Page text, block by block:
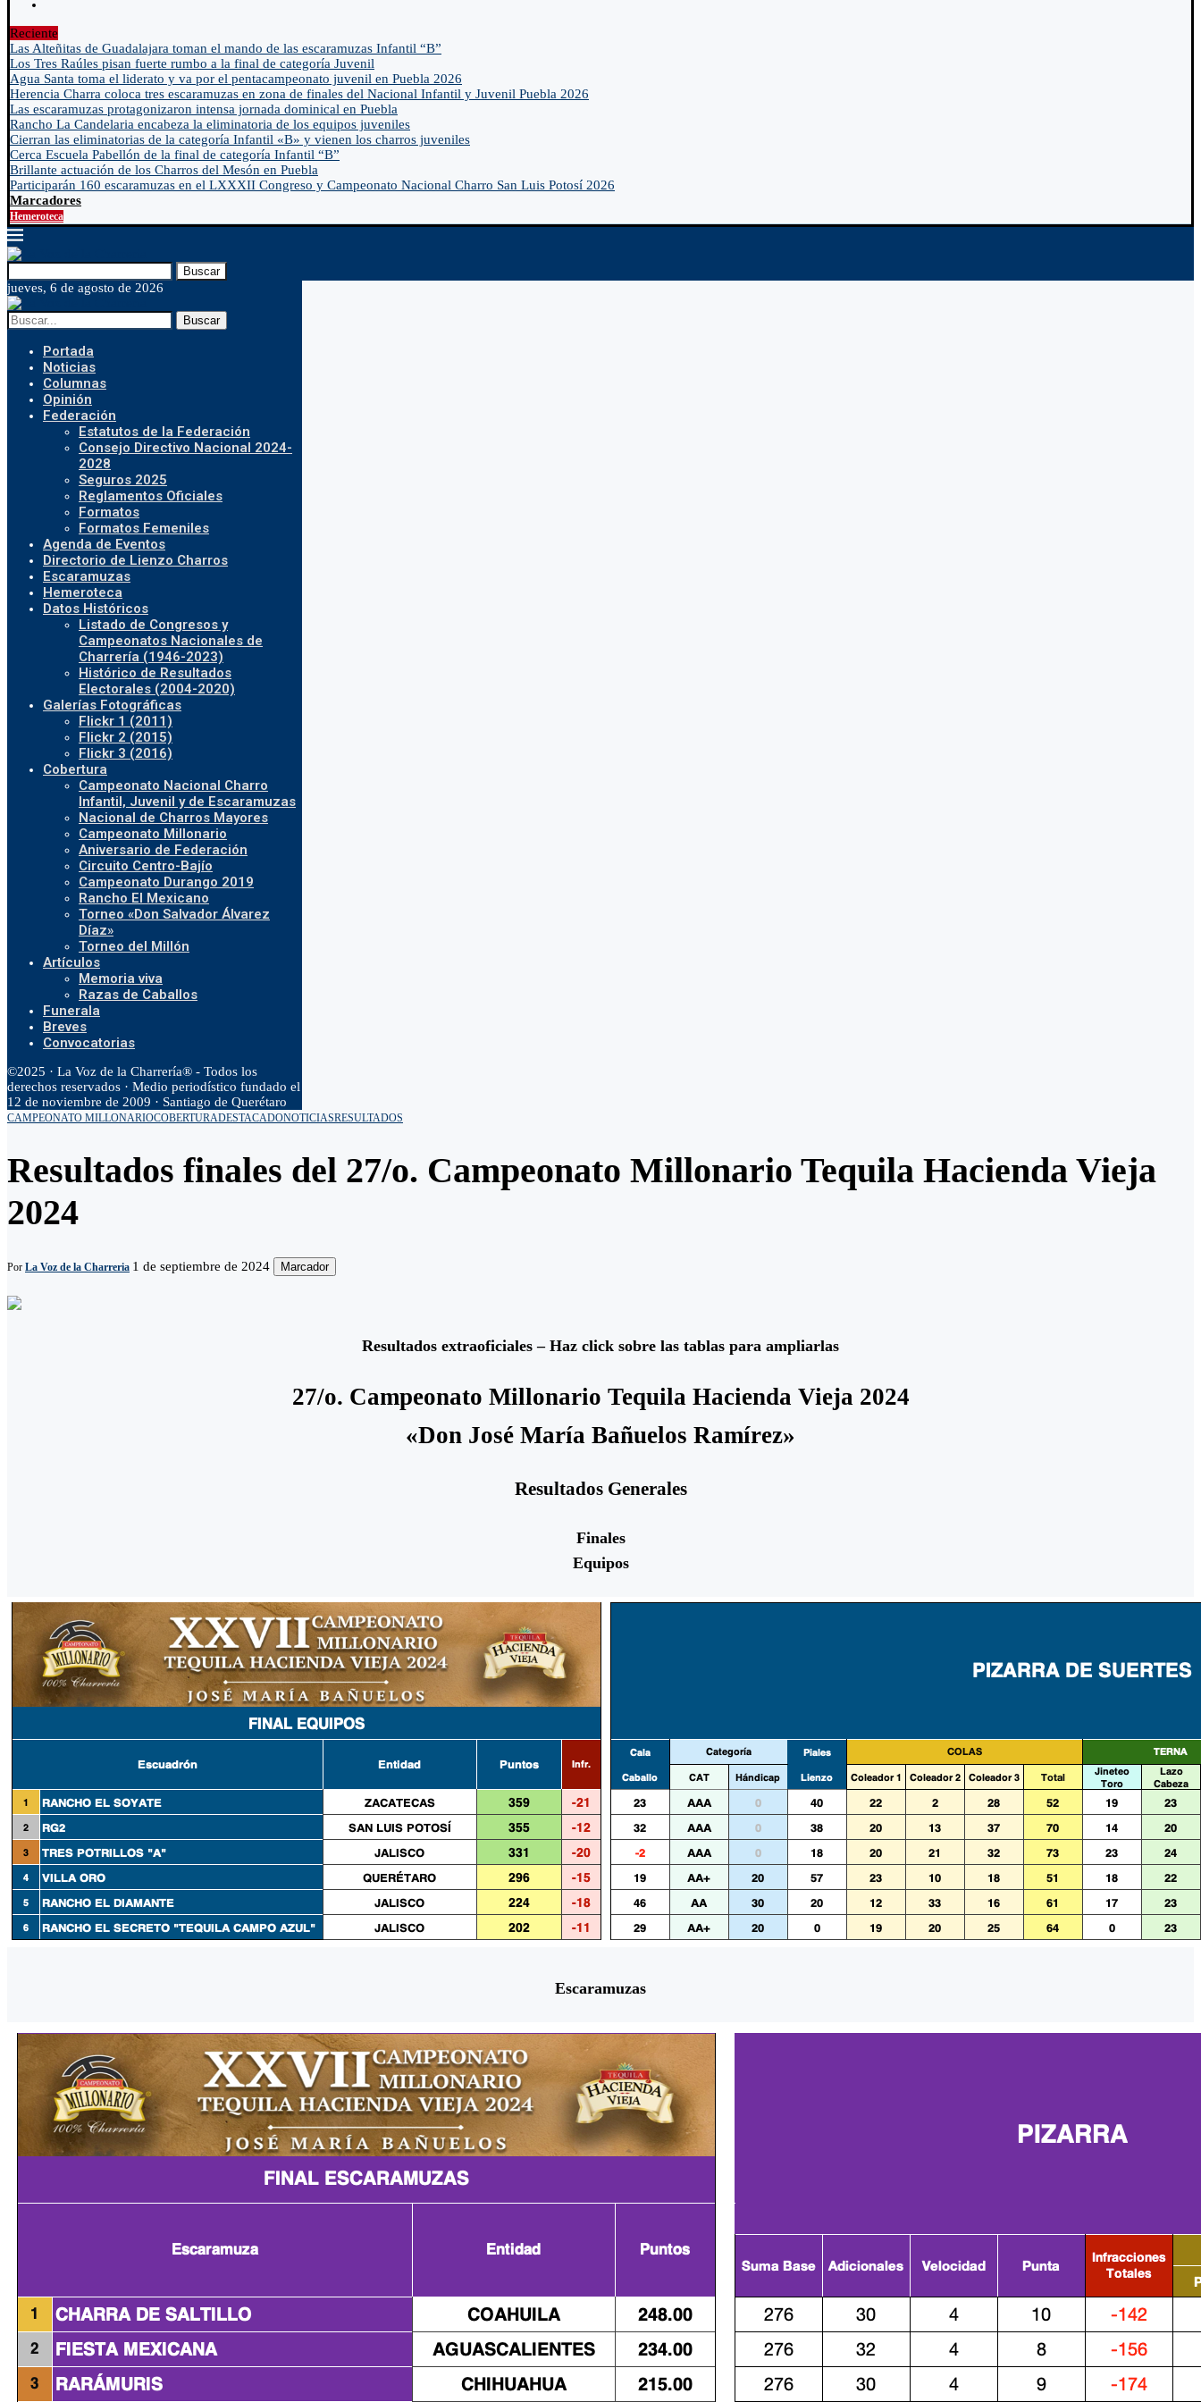
Reciente
Las Alteñitas de Guadalajara toman el mando de las escaramuzas Infantil “B”
Los Tres Raúles pisan fuerte rumbo a la final de categoría Juvenil
Agua Santa toma el liderato y va por el pentacampeonato juvenil en Puebla 2026
Herencia Charra coloca tres escaramuzas en zona de finales del Nacional Infantil y Juvenil Puebla 2026
Las escaramuzas protagonizaron intensa jornada dominical en Puebla
Rancho La Candelaria encabeza la eliminatoria de los equipos juveniles
Cierran las eliminatorias de la categoría Infantil «B» y vienen los charros juveniles
Cerca Escuela Pabellón de la final de categoría Infantil “B”
Brillante actuación de los Charros del Mesón en Puebla
Participarán 160 escaramuzas en el LXXXII Congreso y Campeonato Nacional Charro San Luis Potosí 2026
Marcadores
Hemeroteca
Buscar
jueves, 6 de agosto de 2026
Buscar
Portada
Noticias
Columnas
Opinión
Federación
Estatutos de la Federación
Consejo Directivo Nacional 2024-
2028
Seguros 2025
Reglamentos Oficiales
Formatos
Formatos Femeniles
Agenda de Eventos
Directorio de Lienzo Charros
Escaramuzas
Hemeroteca
Datos Históricos
Listado de Congresos y
Campeonatos Nacionales de
Charrería (1946-2023)
Histórico de Resultados
Electorales (2004-2020)
Galerías Fotográficas
Flickr 1 (2011)
Flickr 2 (2015)
Flickr 3 (2016)
Cobertura
Campeonato Nacional Charro
Infantil, Juvenil y de Escaramuzas
Nacional de Charros Mayores
Campeonato Millonario
Aniversario de Federación
Circuito Centro-Bajío
Campeonato Durango 2019
Rancho El Mexicano
Torneo «Don Salvador Álvarez
Díaz»
Torneo del Millón
Artículos
Memoria viva
Razas de Caballos
Funerala
Breves
Convocatorias
©2025 · La Voz de la Charrería® - Todos los
derechos reservados · Medio periodístico fundado el
12 de noviembre de 2009 · Santiago de Querétaro
CAMPEONATO MILLONARIOCOBERTURADESTACADONOTICIASRESULTADOS
Resultados finales del 27/o. Campeonato Millonario Tequila Hacienda Vieja
2024
Por La Voz de la Charreria 1 de septiembre de 2024 Marcador
Resultados extraoficiales – Haz click sobre las tablas para ampliarlas
27/o. Campeonato Millonario Tequila Hacienda Vieja 2024
«Don José María Bañuelos Ramírez»
Resultados Generales
Finales
Equipos
Escaramuzas